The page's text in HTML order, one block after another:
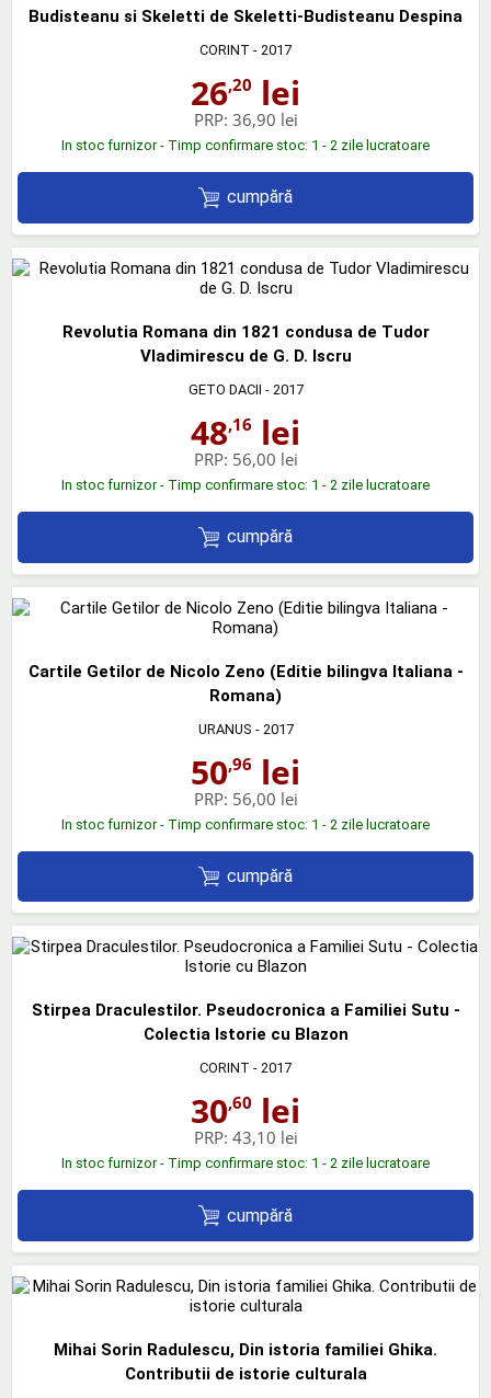
Budisteanu si Skeletti de Skeletti-Budisteanu Despina
CORINT - 2017
26,20 lei
PRP: 36,90 lei
In stoc furnizor - Timp confirmare stoc: 1 - 2 zile lucratoare
cumpără
Revolutia Romana din 1821 condusa de Tudor
Vladimirescu de G. D. Iscru
GETO DACII - 2017
48,16 lei
PRP: 56,00 lei
In stoc furnizor - Timp confirmare stoc: 1 - 2 zile lucratoare
cumpără
Cartile Getilor de Nicolo Zeno (Editie bilingva Italiana -
Romana)
URANUS - 2017
50,96 lei
PRP: 56,00 lei
In stoc furnizor - Timp confirmare stoc: 1 - 2 zile lucratoare
cumpără
Stirpea Draculestilor. Pseudocronica a Familiei Sutu -
Colectia Istorie cu Blazon
CORINT - 2017
30,60 lei
PRP: 43,10 lei
In stoc furnizor - Timp confirmare stoc: 1 - 2 zile lucratoare
cumpără
Mihai Sorin Radulescu, Din istoria familiei Ghika.
Contributii de istorie culturala